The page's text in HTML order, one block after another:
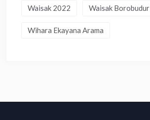
Waisak 2022 Waisak Borobudur
Wihara Ekayana Arama